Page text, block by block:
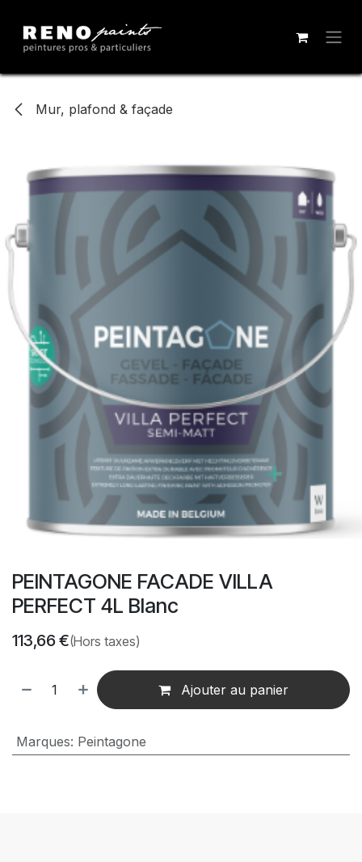
Mur, plafond & façade
PEINTAGONE FACADE VILLA
PERFECT 4L Blanc
113,66 €(Hors taxes)
Ajouter au panier
Marques: Peintagone